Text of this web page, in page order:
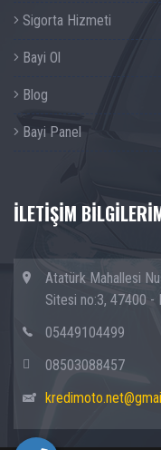
Sigorta Hizmeti
Bayi Ol
Blog
Bayi Panel
İLETİŞİM
Atatürk Mahallesi
Sitesi no:3, 47400 -
05449104499
08503088457